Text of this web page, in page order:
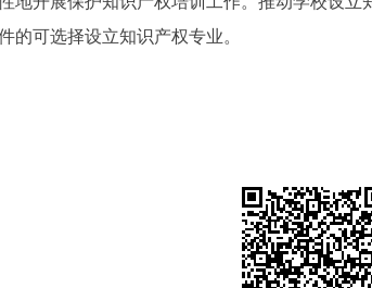
的可选择设立知识产权专业。